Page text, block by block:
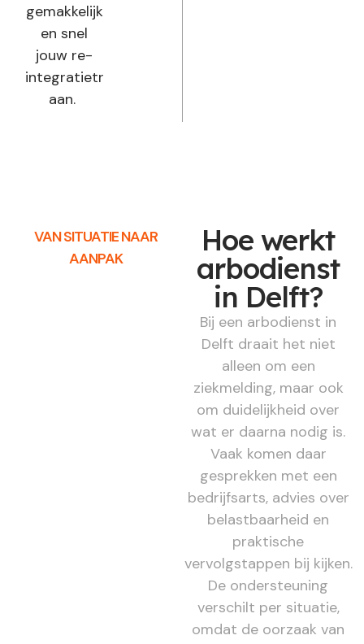
gemakkelijk
en snel
jouw re-
integratietraject
aan.
VAN SITUATIE NAAR
AANPAK
Hoe werkt
arbodienst
in Delft?
Bij een arbodienst in
Delft draait het niet
alleen om een
ziekmelding, maar ook
om duidelijkheid over
wat er daarna nodig is.
Vaak komen daar
gesprekken met een
bedrijfsarts, advies over
belastbaarheid en
praktische
vervolgstappen bij kijken.
De ondersteuning
verschilt per situatie,
omdat de oorzaak van